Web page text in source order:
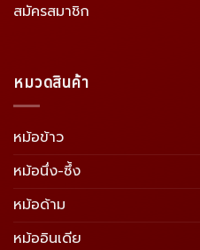
สมัครสมาชิก
หมวดสินค้า
หม้อข้าว
หม้อนึ่ง-ซึ้ง
หม้อด้าม
หม้ออินเดีย